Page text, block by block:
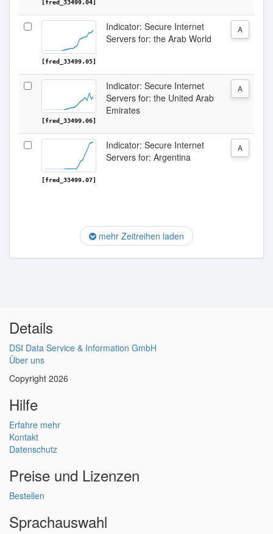
[fred_33499.04]
[fred_33499.05]
Indicator: Secure Internet
Servers for: the Arab World
A
[fred_33499.06]
Indicator: Secure Internet
Servers for: the United Arab
Emirates
A
[fred_33499.07]
Indicator: Secure Internet
Servers for: Argentina
A
mehr Zeitreihen laden
Details
DSI Data Service & Information GmbH
Über uns
Copyright 2026
Hilfe
Erfahre mehr
Kontakt
Datenschutz
Preise und Lizenzen
Bestellen
Sprachauswahl